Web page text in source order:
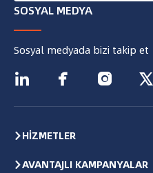
SOSYAL MEDYA
Sosyal medyada bizi takip et
   
HİZMETLER
AVANTAJLI KAMPANYALAR